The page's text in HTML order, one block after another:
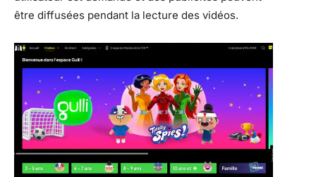
être diffusées pendant la lecture des vidéos.